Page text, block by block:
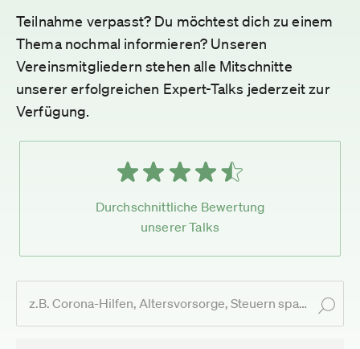
Teilnahme verpasst? Du möchtest dich zu einem
Thema nochmal informieren? Unseren
Vereinsmitgliedern stehen alle Mitschnitte
unserer erfolgreichen Expert-Talks jederzeit zur
Verfügung.
Durchschnittliche Bewertung
unserer Talks